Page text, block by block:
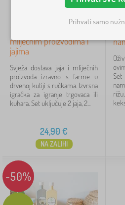
Pretraži unutar filtra
Dostupnost
Vrsta ponude
Oznake
Tidlo Drveni sanduk s
mliječnim proizvodima i
jajima
Svježa dostava jaja i mliječnih
proizvoda izravno s farme u
drvenoj kutiji s ručkama. Izvrsna
igračka za igranje trgovaca ili
kuhara. Set uključuje 2 jaja, 2...
24,90 €
NA ZALIHI
Set
-50%
Prihvati samo